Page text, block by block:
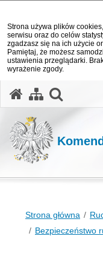
Strona używa plików
serwisu oraz do celów
zgadzasz się na ich użycie
Pamiętaj, że możesz
ustawienia przeglądarki.
wyrażenie zgody.
Strona główna
Bezpieczeństwo